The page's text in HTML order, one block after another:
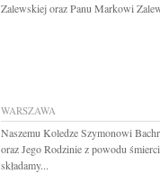
Zalewskiej oraz Panu Markowi
WARSZAWA
Naszemu Koledze Szymonowi
oraz Jego Rodzinie z powodu
składamy...